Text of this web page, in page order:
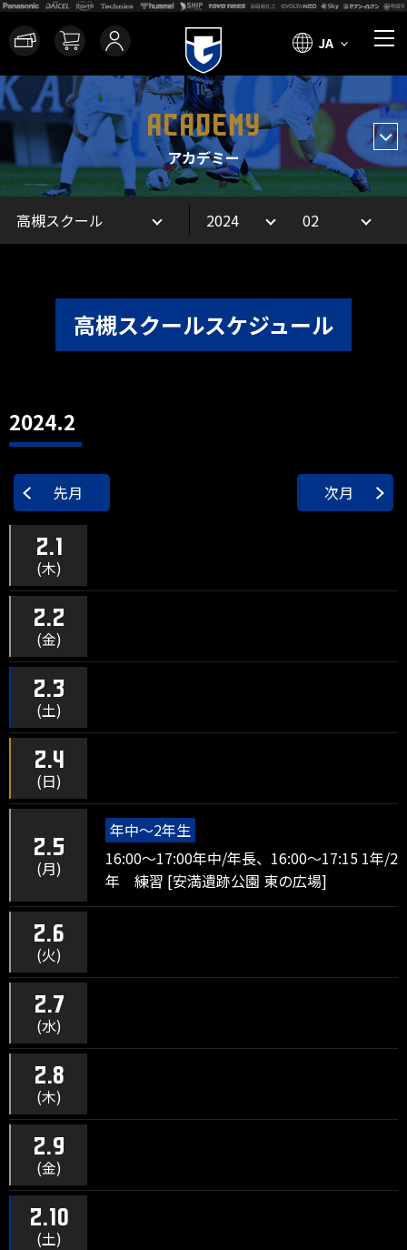
JA
ACADEMY
アカデミー
高槻スクールスケジュール
2024.2
先月 次月
2.1
(木)
2.2
(金)
2.3
(土)
2.4
(日)
2.5
(月)
年中～2年生
16:00～17:00年中/年長、16:00～17:15 1年/2
年 練習 [安満遺跡公園 東の広場]
2.6
(火)
2.7
(水)
2.8
(木)
2.9
(金)
2.10
(土)